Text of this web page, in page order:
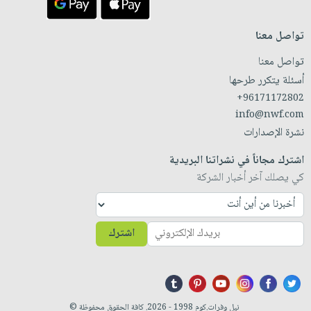
أطفال
أسئلة
يتكرر
طرحها
خدمات
نيل
وفرات
كتابك
تواصل
معنا
التسوق
نشرة
الإصدارات
تواصل معنا
تواصل معنا
أسئلة يتكرر طرحها
+96171172802
info@nwf.com
نشرة الإصدارات
اشترك مجاناً في نشراتنا البريدية
كي يصلك آخر أخبار الشركة
اشترك
نيل وفرات.كوم 1998 - 2026. كافة الحقوق محفوظة ©